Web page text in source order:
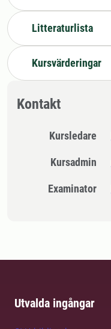
Litteraturlista
Kursvärderingar
Kontakt
Kursledare
Kursadmin
Examinator
Utvalda ingångar